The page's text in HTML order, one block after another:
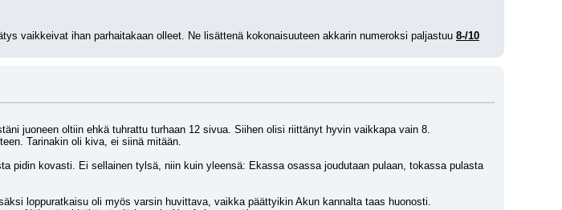
vaikkeivat ihan parhaitakaan olleet. Ne lisättenä kokonaisuuteen akkarin numeroksi paljastuu 8-/10
juoneen oltiin ehkä tuhrattu turhaan 12 sivua. Siihen olisi riittänyt hyvin vaikkapa vain 8.
Tarinakin oli kiva, ei siinä mitään.
pidin kovasti. Ei sellainen tylsä, niin kuin yleensä: Ekassa osassa joudutaan pulaan, tokassa pulasta
loppuratkaisu oli myös varsin huvittava, vaikka päättyikin Akun kannalta taas huonosti.